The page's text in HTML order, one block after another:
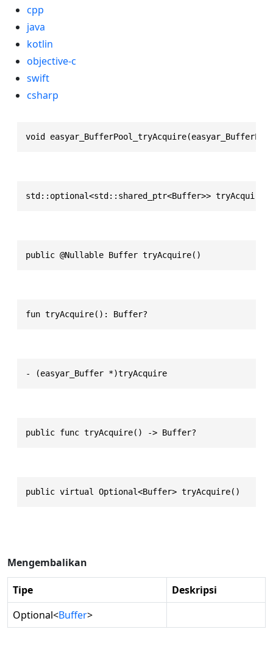
cpp
java
kotlin
objective-c
swift
csharp
void
std::optional<std::shared_ptr<Buffer>>
public @Nullable Buffer tryAcquire()
fun tryAcquire(): Buffer?
- (easyar_Buffer *)tryAcquire
public func tryAcquire() -> Buffer?
public virtual Optional<Buffer> tryAcquire()
Mengembalikan
Tipe
Deskripsi
Optional<Buffer>